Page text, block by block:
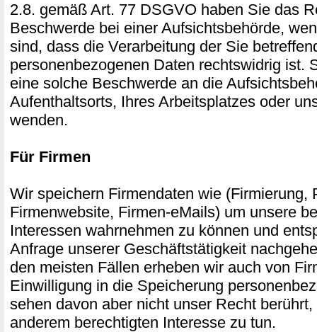
2.8. gemäß Art. 77 DSGVO haben Sie das
Beschwerde bei einer Aufsichtsbehörde,
sind, dass die Verarbeitung der Sie
personenbezogenen Daten rechtswidrig ist.
eine solche Beschwerde an die
Aufenthaltsorts, Ihres Arbeitsplatzes oder
wenden.
Für Firmen
Wir speichern Firmendaten wie (Firmierung,
Firmenwebsite, Firmen-eMails) um unsere
Interessen wahrnehmen zu können und
Anfrage unserer Geschäftstätigkeit
den meisten Fällen erheben wir auch von
Einwilligung in die Speicherung
sehen davon aber nicht unser Recht
anderem berechtigten Interesse zu tun.